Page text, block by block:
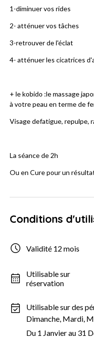
1-diminuer vos rides
2- atténuer vos tâches
3-retrouver de l'éclat
4- atténuer les cicatrices
+ le kobido :le massage
à votre peau en terme de
Visage defatigue, repulpe,
La séance de 2h
Ou en Cure pour un
Conditions
Validité 12 mois
Utilisable sur
réservation
Utilisable sur des
Dimanche, Mardi,
Du 1 Janvier au 31